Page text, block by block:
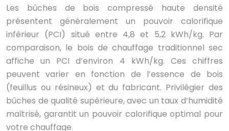
Les bûches de bois compressé haute densité
présentent généralement un pouvoir calorifique
inférieur (PCI) situé entre 4,8 et 5,2 kWh/kg. Par
comparaison, le bois de chauffage traditionnel sec
affiche un PCI d’environ 4 kWh/kg. Ces chiffres
peuvent varier en fonction de l’essence de bois
(feuillus ou résineux) et du fabricant. Privilégier des
bûches de qualité supérieure, avec un taux d’humidité
maîtrisé, garantit un pouvoir calorifique optimal pour
votre chauffage.